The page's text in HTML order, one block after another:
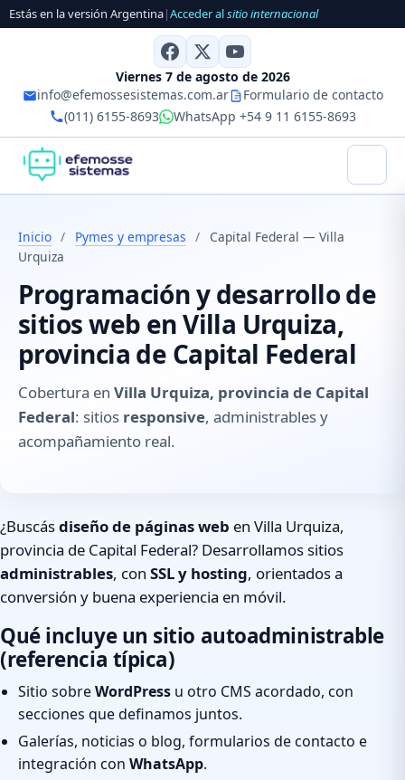
Estás en la versión Argentina|Acceder alsitio internacional
Viernes 7 de agosto de 2026
info@efemossesistemas.com.ar
Formulario de contacto
(011) 6155-8693
WhatsApp +54 9 11 6155-8693
Inicio / Pymes y empresas /
Capital Federal — Villa
Urquiza
Programación y desarrollo de
sitios web en Villa Urquiza,
provincia de Capital Federal
Cobertura en Villa Urquiza, provincia de Capital
Federal: sitios responsive, administrables y
acompañamiento real.
¿Buscásdiseño de páginas web en Villa Urquiza,
provincia de Capital Federal? Desarrollamos sitios
administrables, con SSL y hosting, orientados a
conversión y buena experiencia en móvil.
Qué incluye un sitio autoadministrable
(referencia típica)
Sitio sobreWordPress u otro CMS acordado, con
secciones que definamos juntos.
Galerías, noticias o blog, formularios de contacto e
integración con WhatsApp.